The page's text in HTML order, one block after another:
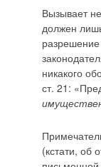
Вызывает
должен
никакого
ст. 21:
(кстати, об